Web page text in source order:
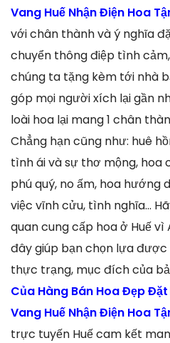
Vang Huế Nhận Điện Hoa
với chân thành và ý nghĩa
chuyển thông điệp tình
chúng ta tặng kèm tới nhà
góp mọi người xích lại gần
loài hoa lại mang 1 chân
Chẳng hạn cũng như: huê
tình ái và sự thơ mộng,
phú quý, no ấm, hoa hướng
việc vĩnh cửu, tình nghĩa…
quan cung cấp hoa ở Huế
đây giúp bạn chọn lựa
thực trạng, mục đích của
Của Hàng Bán Hoa Đẹp
Vang Huế Nhận Điện Hoa
trực tuyến Huế cam kết